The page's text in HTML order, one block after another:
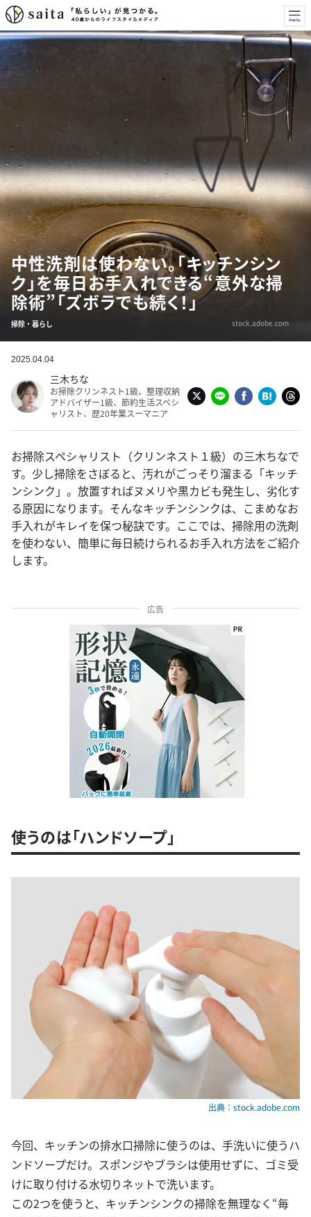
中性洗剤は使わない。「キッチンシン
ク」を毎日お手入れできる“意外な掃
除術”「ズボラでも続く！」
掃除・暮らし stock.adobe.com
2025.04.04
三木ちな
お掃除クリンネスト1級、整理収納
アドバイザー1級、節約生活スペシ
ャリスト、歴20年業スーマニア
お掃除スペシャリスト（クリンネスト１級）の三木ちなで
す。少し掃除をさぼると、汚れがごっそり溜まる「キッチ
ンシンク」。放置すればヌメリや黒カビも発生し、劣化す
る原因になります。そんなキッチンシンクは、こまめなお
手入れがキレイを保つ秘訣です。ここでは、掃除用の洗剤
を使わない、簡単に毎日続けられるお手入れ方法をご紹介
します。
広告
使うのは「ハンドソープ」
出典：stock.adobe.com
今回、キッチンの排水口掃除に使うのは、手洗いに使うハ
ンドソープだけ。スポンジやブラシは使用せずに、ゴミ受
けに取り付ける水切りネットで洗います。
この2つを使うと、キッチンシンクの掃除を無理なく“毎